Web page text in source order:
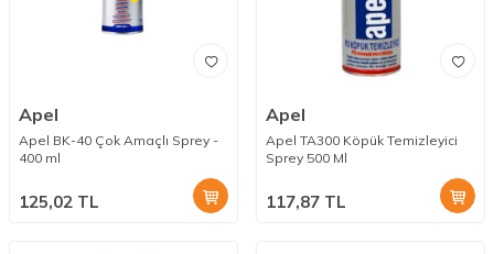
Apel
Apel BK-40 Çok Amaçlı Sprey -
400 ml
125,02 TL
Apel
Apel TA300 Köpük Temizleyici
Sprey 500 Ml
117,87 TL